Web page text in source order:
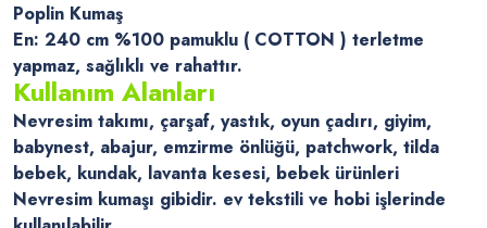
Poplin Kumaş
En: 240 cm %100 pamuklu ( COTTON ) terletme
yapmaz, sağlıklı ve rahattır.
Kullanım Alanları
Nevresim takımı, çarşaf, yastık, oyun çadırı, giyim,
babynest, abajur, emzirme önlüğü, patchwork, tilda
bebek, kundak, lavanta kesesi, bebek ürünleri
Nevresim kumaşı gibidir. ev tekstili ve hobi işlerinde